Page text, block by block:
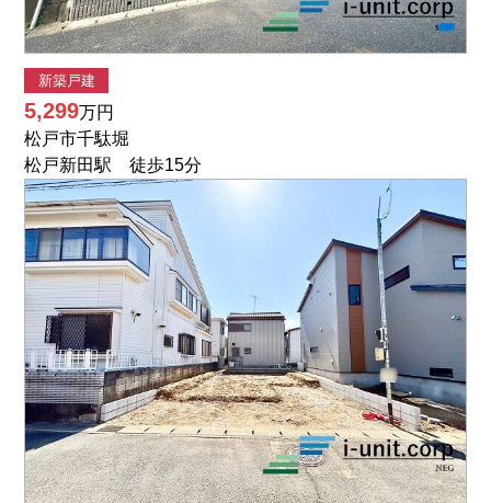
新築戸建
5,299万円
松戸市千駄堀
松戸新田駅 徒歩15分